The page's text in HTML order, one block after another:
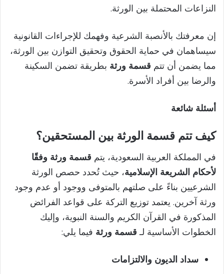
النزاعات المحتملة بين الورثة.
إن معرفتك بالأنصبة الشرعية وفهمك للإجراءات القانونية
سيساهمان في حماية الحقوق وتحقيق التوازن بين الورثة،
مما يضمن أن تتم قسمة ورثة بطريقة تضمن السكينة
والرضا بين أفراد الأسرة.
أسئلة شائعة
كيف تتم قسمة الورثة بين المستحقين؟
في المملكة العربية السعودية، يتم قسمة ورثة وفقًا
لأحكام الشريعة الإسلامية، حيث تُحدد حصص الورثة
الشرعيين بناءً على صلتهم بالمتوفى ووجود أو عدم وجود
ورثة آخرين. يعتمد توزيع التركة على قواعد الفرائض
المذكورة في القرآن الكريم والسنة النبوية، وإليك
الخطوات الأساسية لـ قسمة ورثة فيما يلي:
سداد الديون والالتزامات